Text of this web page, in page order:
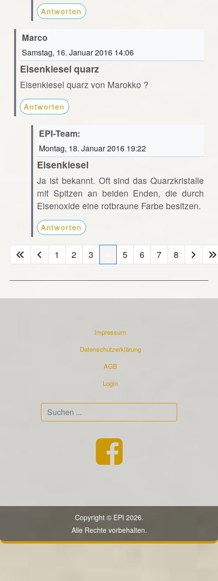
Antworten
Marco
Samstag, 16. Januar 2016 14:06
Eisenkiesel quarz
Eisenkiesel quarz von Marokko ?
Antworten
EPI-Team:
Montag, 18. Januar 2016 19:22
Eisenkiesel
Ja ist bekannt. Oft sind das Quarzkristalle
mit Spitzen an beiden Enden, die durch
Eisenoxide eine rotbraune Farbe besitzen.
Antworten
1 2 3 5 6 7 8
Impressum
Datenschutzerklärung
AGB
Login
Copyright © EPI 2026.
Alle Rechte vorbehalten.